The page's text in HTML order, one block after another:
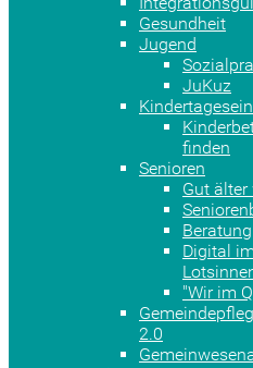
Gesundheit
Jugend
JuKuz
finden
Senioren
Gut
Beratung
Digital
"Wir im
2.0